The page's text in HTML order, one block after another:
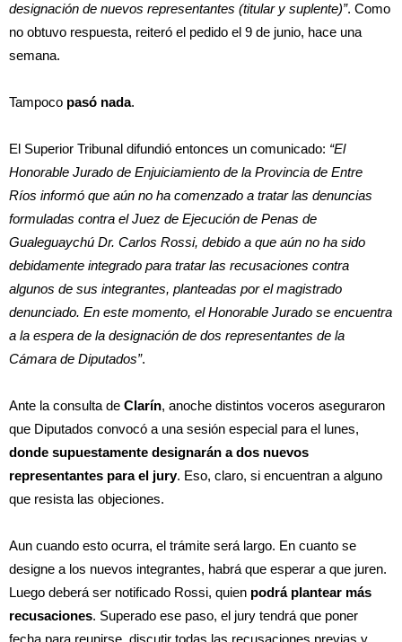
designación de nuevos representantes (titular y suplente)”. Como
no obtuvo respuesta, reiteró el pedido el 9 de junio, hace una
semana.
Tampoco pasó nada.
El Superior Tribunal difundió entonces un comunicado: “El
Honorable Jurado de Enjuiciamiento de la Provincia de Entre
Ríos informó que aún no ha comenzado a tratar las denuncias
formuladas contra el Juez de Ejecución de Penas de
Gualeguaychú Dr. Carlos Rossi, debido a que aún no ha sido
debidamente integrado para tratar las recusaciones contra
algunos de sus integrantes, planteadas por el magistrado
denunciado. En este momento, el Honorable Jurado se encuentra
a la espera de la designación de dos representantes de la
Cámara de Diputados”.
Ante la consulta de Clarín, anoche distintos voceros aseguraron
que Diputados convocó a una sesión especial para el lunes,
donde supuestamente designarán a dos nuevos
representantes para el jury. Eso, claro, si encuentran a alguno
que resista las objeciones.
Aun cuando esto ocurra, el trámite será largo. En cuanto se
designe a los nuevos integrantes, habrá que esperar a que juren.
Luego deberá ser notificado Rossi, quien podrá plantear más
recusaciones. Superado ese paso, el jury tendrá que poner
fecha para reunirse, discutir todas las recusaciones previas y